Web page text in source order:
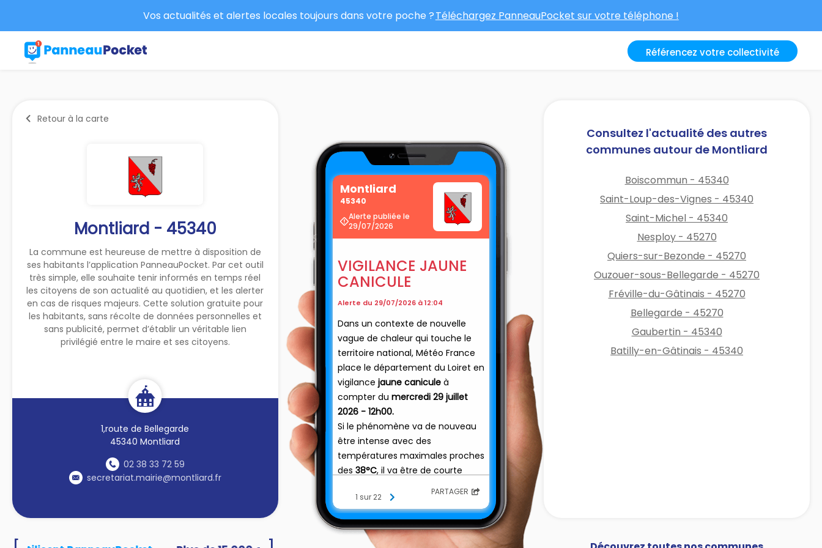
Vos actualités et alertes locales toujours dans votre poche ?Téléchargez PanneauPocket sur votre téléphone !
Référencez votre collectivité
Retour à la carte
Montliard - 45340
La commune est heureuse de mettre à disposition de
ses habitants l’application PanneauPocket. Par cet outil
très simple, elle souhaite tenir informés en temps réel
les citoyens de son actualité au quotidien, et les alerter
en cas de risques majeurs. Cette solution gratuite pour
les habitants, sans récolte de données personnelles et
sans publicité, permet d’établir un véritable lien
privilégié entre le maire et ses citoyens.
1,route de Bellegarde
45340 Montliard
02 38 33 72 59
secretariat.mairie@montliard.fr
Montliard
45340
Alerte publiée le
29/07/2026
VIGILANCE JAUNE
CANICULE
Alerte du 29/07/2026 à 12:04
Dans un contexte de nouvelle
vague de chaleur qui touche le
territoire national, Météo France
place le département du Loiret en
vigilance jaune caniculeà
compter du mercredi 29 juillet
2026 - 12h00.
Si le phénomène va de nouveau
être intense avec des
températures maximales proches
des 38°C, il va être de courte
Météo France prévoit une
fin de
vigilance jaune canicule jeudi 30
juillet à 06h00.
1 sur 22 PARTAGER
Consultez l'actualité des autres
communes autour de Montliard
Boiscommun - 45340
Saint-Loup-des-Vignes - 45340
Saint-Michel - 45340
Nesploy - 45270
Quiers-sur-Bezonde - 45270
Ouzouer-sous-Bellegarde - 45270
Fréville-du-Gâtinais - 45270
Bellegarde - 45270
Gaubertin - 45340
Batilly-en-Gâtinais - 45340